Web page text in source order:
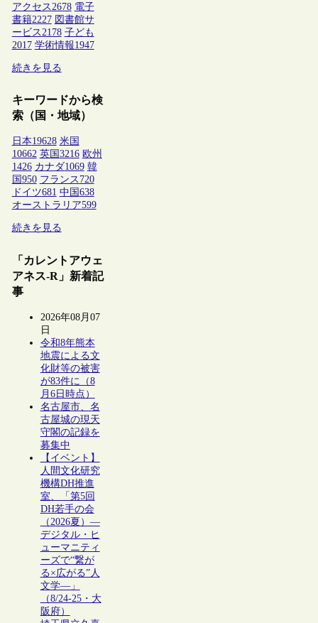
アクセス 2678 電子
書籍2227 図書館サ
ービス 2178 子ども
2017 学術情報1947
続きを見る
キーワードから検
索（国・地域）
日本19628 米国
10662 英国 3216 欧州
1426 カナダ1069 韓
国 950 フランス 720
ドイツ681 中国 638
オーストラリア599
続きを見る
「カレントアウェ
アネス-R」新着記
事
2026年08月07
日
令和8年熊本
地震による文
化財等の被害
が83件に（8
月6日時点）
名古屋市、名
古屋城の現天
守閣の記録を
募集中
【イベント】
人間文化研究
機構DH推進
室、「第5回
DH若手の会
（2026夏）―
デジタル・ヒ
ューマニティ
ーズで“繋が
る×広がる”人
文学―」
（8/24-25・大
阪府）